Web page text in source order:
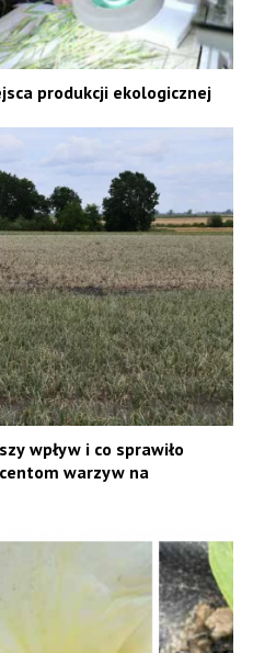
produkcji ekologicznej
wpływ i co sprawiło
warzyw na